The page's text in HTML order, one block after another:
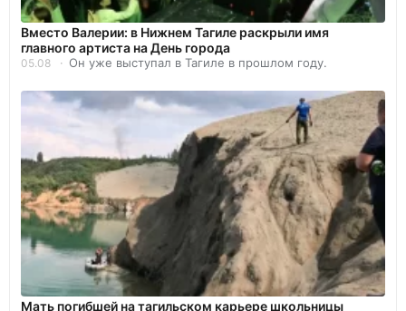
Вместо Валерии: в Нижнем Тагиле раскрыли имя
главного артиста на День города
05.08 Он уже выступал в Тагиле в прошлом году.
Мать погибшей на тагильском карьере школьницы